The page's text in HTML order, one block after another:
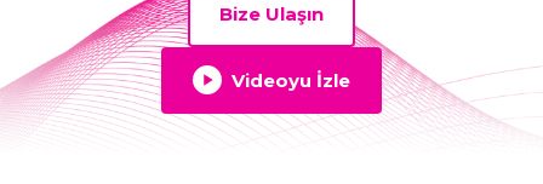
Bize Ulaşın
Videoyu İzle